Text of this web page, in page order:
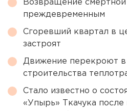
Возвращение смертной
преждевременным
Сгоревший квартал в
застроят
Движение перекроют в
строительства
Стало известно о
«Упырь» Ткачука